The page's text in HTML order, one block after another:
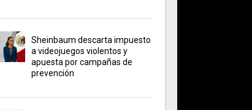
Sheinbaum descarta impuesto
a videojuegos violentos y
apuesta por campañas de
prevención